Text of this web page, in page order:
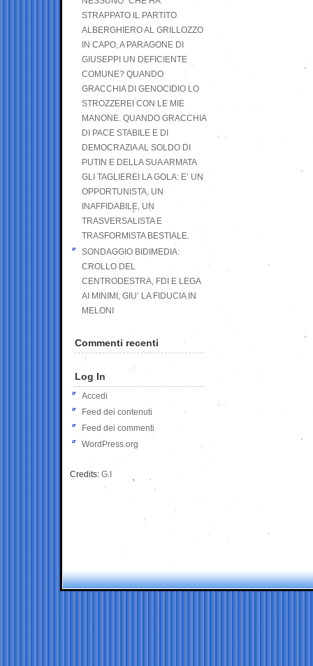
STRAPPATO IL PARTITO
ALBERGHIERO AL GRILLOZZO
IN CAPO, A PARAGONE DI
GIUSEPPI UN DEFICIENTE
COMUNE? QUANDO
GRACCHIA DI GENOCIDIO LO
STROZZEREI CON LE MIE
MANONE. QUANDO GRACCHIA
DI PACE STABILE E DI
DEMOCRAZIA AL SOLDO DI
PUTIN E DELLA SUA ARMATA
GLI TAGLIEREI LA GOLA: E’ UN
OPPORTUNISTA, UN
INAFFIDABILE, UN
TRASVERSALISTA E
TRASFORMISTA BESTIALE.
SONDAGGIO BIDIMEDIA:
CROLLO DEL
CENTRODESTRA, FDI E LEGA
AI MINIMI, GIU’ LA FIDUCIA IN
MELONI
Commenti recenti
Log In
Accedi
Feed dei contenuti
Feed dei commenti
WordPress.org
Credits: G.I